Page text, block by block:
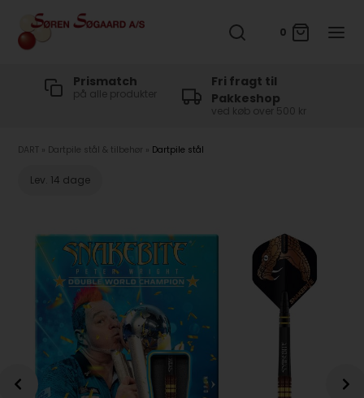
0
Prismatch
på alle produkter
Fri fragt til
Pakkeshop
ved køb over 500 kr
DART Dartpile stål & tilbehør Dartpile stål
Lev. 14 dage